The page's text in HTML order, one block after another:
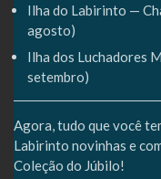
Ilha do Labirinto —
agosto)
Ilha dos Luchadores
setembro)
Agora, tudo que você
Labirinto novinhas e
Coleção do Júbilo!